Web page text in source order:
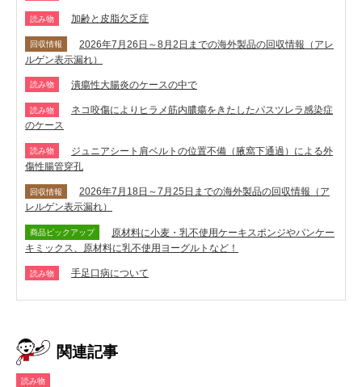
読み物 加齢と皮脂欠乏症
回収情報
2026年7月26日～8月2日までの海外製品の回収情報（アレ
ルゲン表示漏れ）
読み物 潰瘍性大腸炎のケースの中で
読み物
ネコ咬傷によりヒラメ筋内膿瘍をきたしたパスツレラ感染症
のケース
読み物
ジュニアシート肩ベルトの位置不備（腋窩下通過）による外
傷性腸管穿孔
回収情報
2026年7月18日～7月25日までの海外製品の回収情報（ア
レルゲン表示漏れ）
商品ピックアップ
原材料に小麦・乳不使用ケーキスポンジやパンケー
キミックス、原材料に乳不使用ヨーグルトなど！
読み物 手足口病について
関連記事
読み物